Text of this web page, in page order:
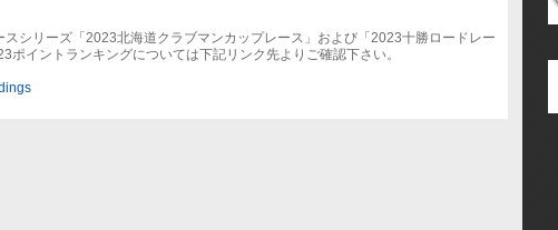
スシリーズ「2023北海道クラブマンカップレース」および「2023十勝ロードレー
ポイントランキングについては下記リンク先よりご確認下さい。